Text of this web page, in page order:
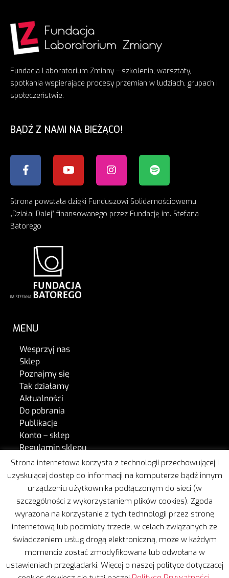
Fundacja Laboratorium Zmiany – szkolenia, warsztaty,
spotkania wspierające procesy przemian w ludziach, grupach i
społeczeństwie.
BĄDŹ Z NAMI NA BIEŻĄCO!
Strona powstała dzięki Funduszowi Solidarnościowemu
„Działaj Dalej” finansowanego przez Fundację im. Stefana
Batorego
MENU
Wesprzyj nas
Sklep
Poznajmy się
Tak działamy
Aktualności
Do pobrania
Publikacje
Konto – sklep
Regulamin sklepu
Kontakt
W naszej pracy wspiera nas Freshmail.
Strona internetowa korzysta z technologii przechowującej i
uzyskującej dostęp do informacji na komputerze bądź innym
urządzeniu użytkownika podłączonym do sieci (w
szczególności z wykorzystaniem plików cookies). Zgoda
wyrażona na korzystanie z tych technologii przez stronę
internetową lub podmioty trzecie, w celach związanych ze
świadczeniem usług drogą elektroniczną, może w każdym
momencie zostać zmodyfikowana lub odwołana w
ustawieniach przeglądarki. Więcej o naszej polityce dotyczącej